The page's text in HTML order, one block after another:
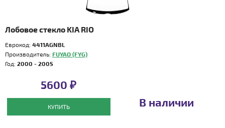
Лобовое стекло KIA RIO
Еврокод: 4411AGNBL
Производитель: FUYAO (FYG)
Год: 2000 - 2005
5600 ₽
КУПИТЬ В наличии